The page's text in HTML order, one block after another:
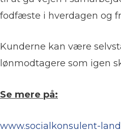
fodfæste i hverdagen og
Kunderne kan være
lønmodtagere som igen
Se mere på:
www.socialkonsulent-